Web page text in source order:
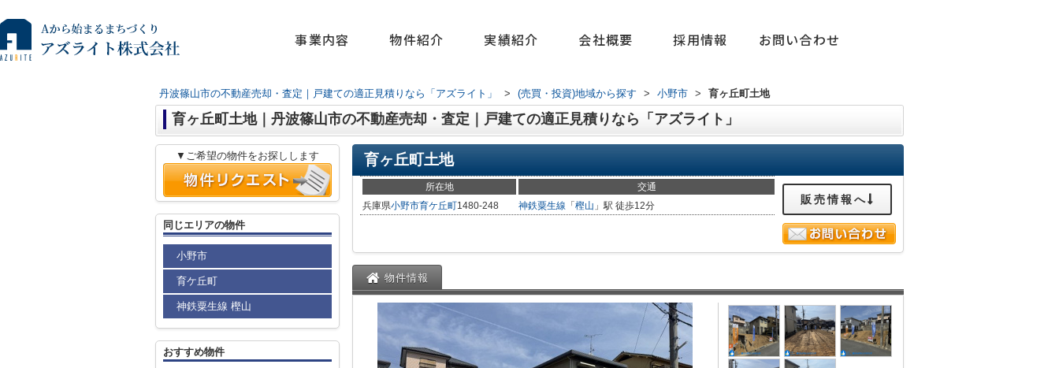
事業内容 物件紹介 実績紹介 会社概要 採用情報 お問い合わせ
丹波篠山市の不動産売却・査定｜戸建ての適正見積りなら「アズライト」 > (売買・投資)地域から探す > 小野市 > 育ヶ丘町土地
育ヶ丘町土地｜丹波篠山市の不動産売却・査定｜戸建ての適正見積りなら「アズライト」
育ヶ丘町土地
所在地
交通
兵庫県小野市育ケ丘町1480-248 神鉄粟生線 「 樫山 」駅 徒歩12分 販売情報へ
物件情報
▼ご希望の物件をお探しします
同じエリアの物件
小野市
育ケ丘町
神鉄粟生線 樫山
おすすめ物件